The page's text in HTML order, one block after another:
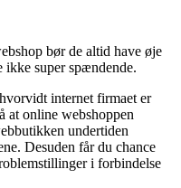
bør de altid have øje
ikke super spændende.
internet firmaet er
at online webshoppen
undertiden
Desuden får du chance
i forbindelse